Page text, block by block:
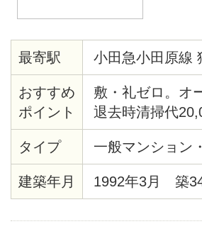
最寄駅 小田急小田原線
おすすめ
ポイント
敷・礼ゼロ。オ
退去時清掃代
タイプ 一般マンション
建築年月 1992年3月 築